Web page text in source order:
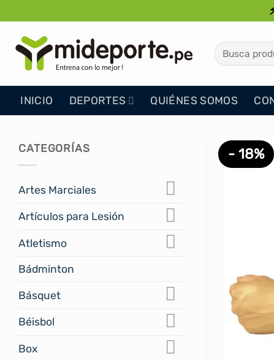
al
contenido
Buscar
por:
INICIO DEPORTES QUIÉNES SOMOS
CATEGORÍAS
Artes Marciales
Artículos para Lesión
Atletismo
Bádminton
Básquet
Béisbol
Box
- 18%